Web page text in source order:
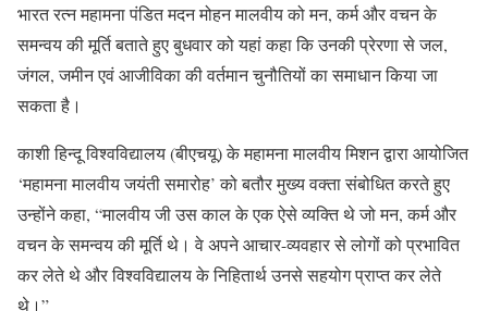
भारत रत्न महामना पंडित मदन मोहन मालवीय को मन, कर्म और वचन के
समन्वय की मूर्ति बताते हुए बुधवार को यहां कहा कि उनकी प्रेरणा से जल,
जंगल, जमीन एवं आजीविका की वर्तमान चुनौतियों का समाधान किया जा
सकता है।
काशी हिन्दू विश्वविद्यालय (बीएचयू) के महामना मालवीय मिशन द्वारा आयोजित
‘महामना मालवीय जयंती समारोह’ को बतौर मुख्य वक्ता संबोधित करते हुए
उन्होंने कहा, “मालवीय जी उस काल के एक ऐसे व्यक्ति थे जो मन, कर्म और
वचन के समन्वय की मूर्ति थे। वे अपने आचार-व्यवहार से लोगों को प्रभावित
कर लेते थे और विश्वविद्यालय के निहितार्थ उनसे सहयोग प्राप्त कर लेते
थे।”